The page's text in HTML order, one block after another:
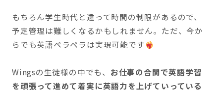
もちろん学生時代と違って時間の制限があるので、
予定管理は難しくなるかもしれません。ただ、今か
らでも英語ペラペラは実現可能です
Wingsの生徒様の中でも、 お仕事の合間で英語学習
を頑張って進めて着実に英語力を上げていっている